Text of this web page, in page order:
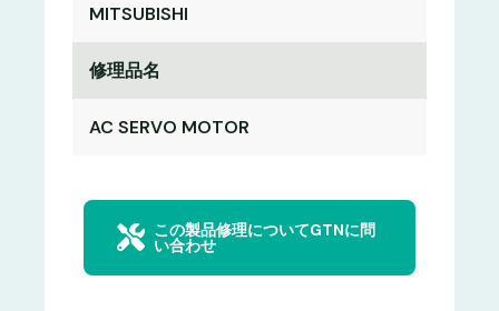
MITSUBISHI
修理品名
AC SERVO MOTOR
この製品修理についてGTNに問
い合わせ